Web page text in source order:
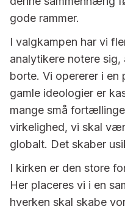
gode rammer.
I valgkampen har vi
analytikere notere
borte. Vi opererer i
gamle ideologier er
mange små
virkelighed, vi skal
globalt. Det skaber
I kirken er den store
Her placeres vi i en
hverken skal skabe